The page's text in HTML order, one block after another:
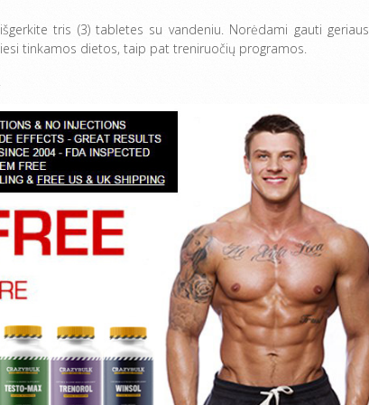
tris (3) tabletes su vandeniu. Norėdami gauti
tinkamos dietos, taip pat treniruočių programos.